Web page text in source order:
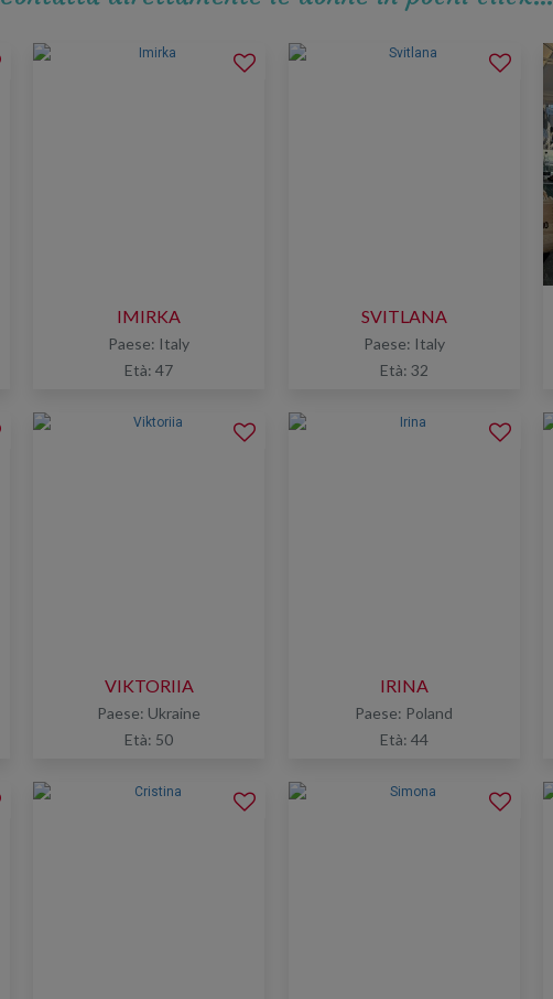
IMIRKA
Paese: Italy
Età: 47
SVITLANA
Paese: Italy
Età: 32
VIKTORIIA
Paese: Ukraine
Età: 50
IRINA
Paese: Poland
Età: 44